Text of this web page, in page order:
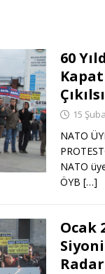
60
15
NATO
NATO
ÖYB […]
Ocak